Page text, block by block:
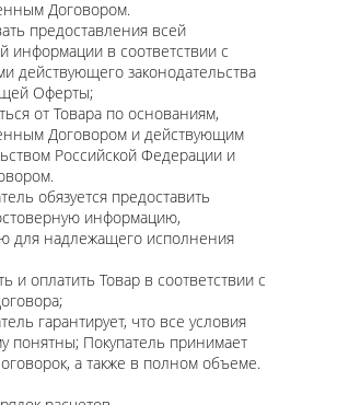
Договором.
предоставления всей
информации в соответствии с
действующего законодательства
Оферты;
от Товара по основаниям,
Договором и действующим
Российской Федерации и
обязуется предоставить
информацию,
для надлежащего исполнения
и оплатить Товар в соответствии с
гарантирует, что все условия
понятны; Покупатель принимает
а также в полном объеме.